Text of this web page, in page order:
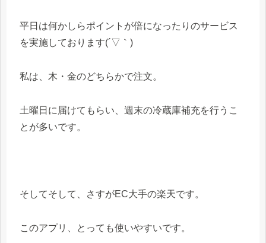
平日は何かしらポイントが倍になったりのサービス
を実施しております(´▽｀)
私は、木・金のどちらかで注文。
土曜日に届けてもらい、週末の冷蔵庫補充を行うこ
とが多いです。
そしてそして、さすがEC大手の楽天です。
このアプリ、とっても使いやすいです。